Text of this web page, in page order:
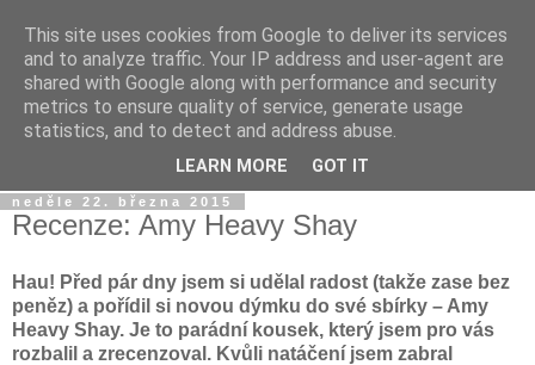
Dýmkařův koutek
Místo pro všechny, kteří se chtějí dozvědět něco o světě
vodních dýmek a trochu se pobavit!
neděle 22. března 2015
Recenze: Amy Heavy Shay
Hau! Před pár dny jsem si udělal radost (takže zase bez
peněz) a pořídil si novou dýmku do své sbírky – Amy
Heavy Shay. Je to parádní kousek, který jsem pro vás
rozbalil a zrecenzoval. Kvůli natáčení jsem zabral
This site uses cookies from Google to deliver its services
and to analyze traffic. Your IP address and user-agent are
shared with Google along with performance and security
metrics to ensure quality of service, generate usage
statistics, and to detect and address abuse.
LEARN MORE GOT IT